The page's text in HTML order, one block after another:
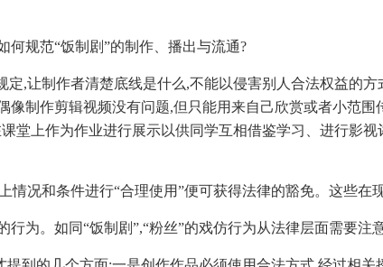
何规范“饭制剧”的制作、播出与流通?
定,让制作者清楚底线是什么,不能以侵害别人合法权益的
像制作剪辑视频没有问题,但只能用来自己欣赏或者小范
堂上作为作业进行展示以供同学互相借鉴学习、进行影
情况和条件进行“合理使用”便可获得法律的豁免。这些在
行为。如同“饭制剧”,“粉丝”的戏仿行为从法律层面需要注